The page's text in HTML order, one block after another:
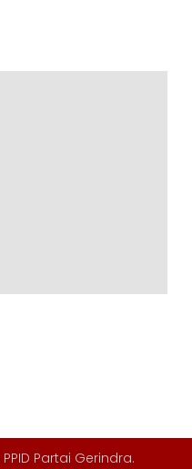
PPID Partai Gerindra.